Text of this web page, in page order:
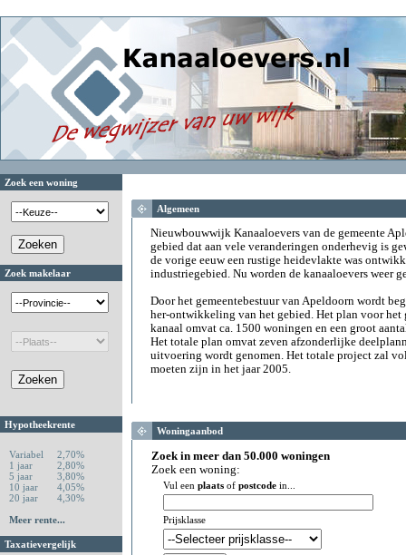
Zoek een woning
Zoek makelaar
Hypotheekrente
Variabel
2,70%
1 jaar
2,80%
5 jaar
3,80%
10 jaar
4,05%
20 jaar
4,30%
Meer rente...
Taxatievergelijk
Algemeen
Nieuwbouwwijk Kanaaloevers van de gemeente
gebied dat aan vele veranderingen onderhevig is
de vorige eeuw een rustige heidevlakte was
industriegebied. Nu worden de kanaaloevers weer
Door het gemeentebestuur van Apeldoorn wordt
her-ontwikkeling van het gebied. Het plan voor het
kanaal omvat ca. 1500 woningen en een groot
Het totale plan omvat zeven afzonderlijke
uitvoering wordt genomen. Het totale project zal
moeten zijn in het jaar 2005.
Woningaanbod
Zoek in meer dan 50.000 woningen
Zoek een woning:
Vul een plaats of postcode in...
Prijsklasse